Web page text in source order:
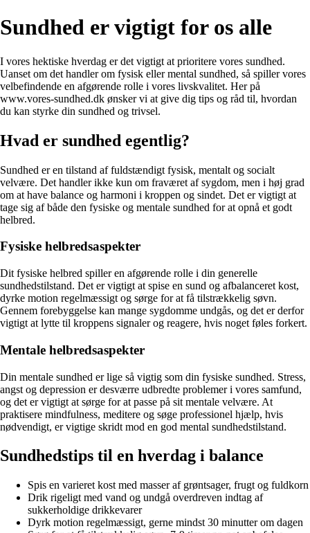
Sundhed er vigtigt for os alle
I vores hektiske hverdag er det vigtigt at prioritere vores sundhed.
Uanset om det handler om fysisk eller mental sundhed, så spiller vores
velbefindende en afgørende rolle i vores livskvalitet. Her på
www.vores-sundhed.dk ønsker vi at give dig tips og råd til, hvordan
du kan styrke din sundhed og trivsel.
Hvad er sundhed egentlig?
Sundhed er en tilstand af fuldstændigt fysisk, mentalt og socialt
velvære. Det handler ikke kun om fraværet af sygdom, men i høj grad
om at have balance og harmoni i kroppen og sindet. Det er vigtigt at
tage sig af både den fysiske og mentale sundhed for at opnå et godt
helbred.
Fysiske helbredsaspekter
Dit fysiske helbred spiller en afgørende rolle i din generelle
sundhedstilstand. Det er vigtigt at spise en sund og afbalanceret kost,
dyrke motion regelmæssigt og sørge for at få tilstrækkelig søvn.
Gennem forebyggelse kan mange sygdomme undgås, og det er derfor
vigtigt at lytte til kroppens signaler og reagere, hvis noget føles forkert.
Mentale helbredsaspekter
Din mentale sundhed er lige så vigtig som din fysiske sundhed. Stress,
angst og depression er desværre udbredte problemer i vores samfund,
og det er vigtigt at sørge for at passe på sit mentale velvære. At
praktisere mindfulness, meditere og søge professionel hjælp, hvis
nødvendigt, er vigtige skridt mod en god mental sundhedstilstand.
Sundhedstips til en hverdag i balance
Spis en varieret kost med masser af grøntsager, frugt og fuldkorn
Drik rigeligt med vand og undgå overdreven indtag af
sukkerholdige drikkevarer
Dyrk motion regelmæssigt, gerne mindst 30 minutter om dagen